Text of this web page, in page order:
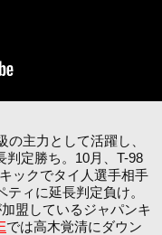
主力として活躍し、
判定勝ち。10月、T-98
ックでタイ人選手相手
ティに延長判定負け。
盟しているジャパンキ
では高木覚清にダウン